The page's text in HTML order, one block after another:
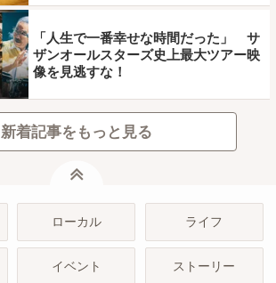
「人生で一番幸せな時間だった」 サ
ザンオールスターズ史上最大ツアー映
像を見逃すな！
新着記事をもっと見る
ローカル ライフ
イベント ストーリー